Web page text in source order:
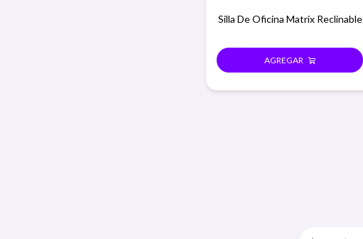
Silla De Oficina Matrix Reclinable